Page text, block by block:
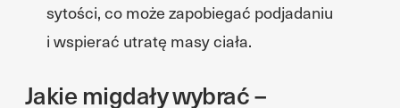
sytości, co może zapobiegać podjadaniu
i wspierać utratę masy ciała.
Jakie migdały wybrać –